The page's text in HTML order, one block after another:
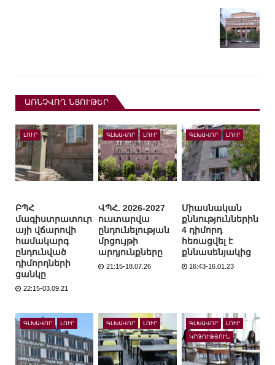
ԱՌՆՉՎՈՂ ՆՅՈՒԹԵՐ
ԼՈՒՐ
ԲՊՀ
մագիստրատուր
այի վճարովի
համակարգ
ընդունված
դիմորդների
ցանկը
22:15-03.09.21
ԳԼԽԱՎՈՐ ԼՈՒՐ
ՎՊՀ. 2026-2027
ուստարվա
ընդունելության
մրցույթի
արդյունքները
21:15-18.07.26
ԳԼԽԱՎՈՐ ԼՈՒՐ
Միասնական
քննություններին
4 դիմորդ
հեռացվել է
քննասենյակից
16:43-16.01.23
ԳԼԽԱՎՈՐ ԼՈՒՐ ԳԼԽԱՎՈՐ ԼՈՒՐ ԳԼԽԱՎՈՐ ԼՈՒՐ
ԿՐԹՈՒԹՅՈՒՆ